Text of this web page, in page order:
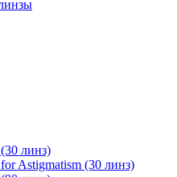
линз)
Astigmatism (30 линз)